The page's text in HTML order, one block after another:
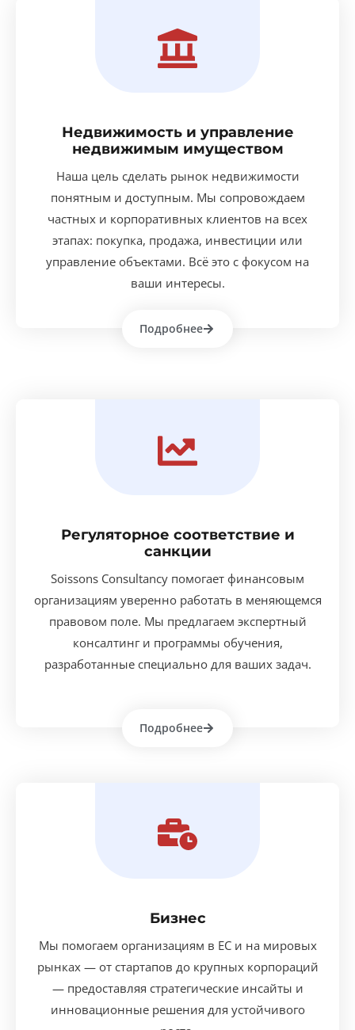
Недвижимость и управление
недвижимым имуществом
Наша цель сделать рынок недвижимости
понятным и доступным. Мы сопровождаем
частных и корпоративных клиентов на всех
этапах: покупка, продажа, инвестиции или
управление объектами. Всё это с фокусом на
ваши интересы.
Подробнее
Регуляторное соответствие и
санкции
Soissons Consultancy помогает финансовым
организациям уверенно работать в меняющемся
правовом поле. Мы предлагаем экспертный
консалтинг и программы обучения,
разработанные специально для ваших задач.
Подробнее
Бизнес
Мы помогаем организациям в ЕС и на мировых
рынках — от стартапов до крупных корпораций
— предоставляя стратегические инсайты и
инновационные решения для устойчивого